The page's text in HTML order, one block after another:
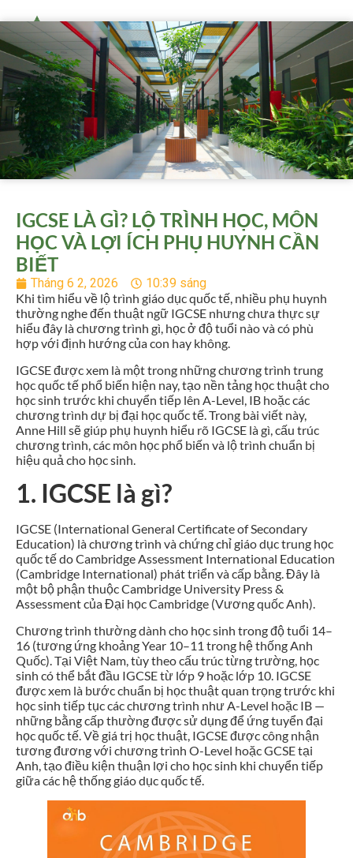
IGCSE LÀ GÌ? LỘ TRÌNH HỌC, MÔN
HỌC VÀ LỢI ÍCH PHỤ HUYNH CẦN
BIẾT
Tháng 6 2, 2026
10:39 sáng
Khi tìm hiểu về lộ trình giáo dục quốc tế, nhiều phụ huynh
thường nghe đến thuật ngữ IGCSE nhưng chưa thực sự
hiểu đây là chương trình gì, học ở độ tuổi nào và có phù
hợp với định hướng của con hay không.
IGCSE được xem là một trong những chương trình trung
học quốc tế phổ biến hiện nay, tạo nền tảng học thuật cho
học sinh trước khi chuyển tiếp lên A-Level, IB hoặc các
chương trình dự bị đại học quốc tế. Trong bài viết này,
Anne Hill sẽ giúp phụ huynh hiểu rõ IGCSE là gì, cấu trúc
chương trình, các môn học phổ biến và lộ trình chuẩn bị
hiệu quả cho học sinh.
1. IGCSE là gì?
IGCSE (International General Certificate of Secondary
Education) là chương trình và chứng chỉ giáo dục trung học
quốc tế do Cambridge Assessment International Education
(Cambridge International) phát triển và cấp bằng. Đây là
một bộ phận thuộc Cambridge University Press &
Assessment của Đại học Cambridge (Vương quốc Anh).
Chương trình thường dành cho học sinh trong độ tuổi 14–
16 (tương ứng khoảng Year 10–11 trong hệ thống Anh
Quốc). Tại Việt Nam, tùy theo cấu trúc từng trường, học
sinh có thể bắt đầu IGCSE từ lớp 9 hoặc lớp 10. IGCSE
được xem là bước chuẩn bị học thuật quan trọng trước khi
học sinh tiếp tục các chương trình như A-Level hoặc IB —
những bằng cấp thường được sử dụng để ứng tuyển đại
học quốc tế. Về giá trị học thuật, IGCSE được công nhận
tương đương với chương trình O-Level hoặc GCSE tại
Anh, tạo điều kiện thuận lợi cho học sinh khi chuyển tiếp
giữa các hệ thống giáo dục quốc tế.